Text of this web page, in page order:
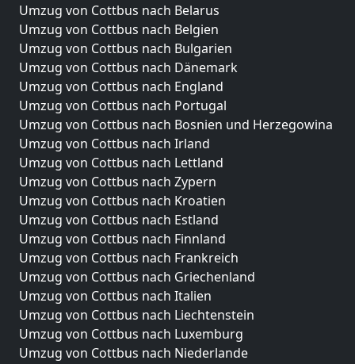
Umzug von Cottbus nach Belarus
Umzug von Cottbus nach Belgien
Umzug von Cottbus nach Bulgarien
Umzug von Cottbus nach Dänemark
Umzug von Cottbus nach England
Umzug von Cottbus nach Portugal
Umzug von Cottbus nach Bosnien und Herzegowina
Umzug von Cottbus nach Irland
Umzug von Cottbus nach Lettland
Umzug von Cottbus nach Zypern
Umzug von Cottbus nach Kroatien
Umzug von Cottbus nach Estland
Umzug von Cottbus nach Finnland
Umzug von Cottbus nach Frankreich
Umzug von Cottbus nach Griechenland
Umzug von Cottbus nach Italien
Umzug von Cottbus nach Liechtenstein
Umzug von Cottbus nach Luxemburg
Umzug von Cottbus nach Niederlande